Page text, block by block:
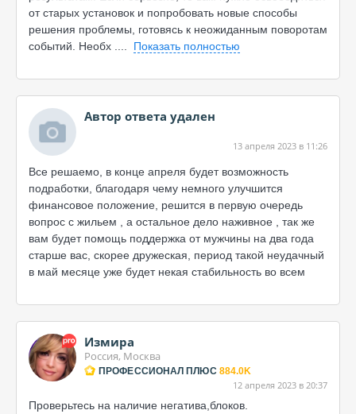
от старых установок и попробовать новые способы
решения проблемы, готовясь к неожиданным поворотам
событий. Необх
Показать полностью
Автор ответа удален
13 апреля 2023 в 11:26
Все решаемо, в конце апреля будет возможность
подработки, благодаря чему немного улучшится
финансовое положение, решится в первую очередь
вопрос с жильем , а остальное дело наживное , так же
вам будет помощь поддержка от мужчины на два года
старше вас, скорее дружеская, период такой неудачный
в май месяце уже будет некая стабильность во всем
Измира
Россия, Москва
ПРОФЕССИОНАЛ ПЛЮС 884.0K
12 апреля 2023 в 20:37
Проверьтесь на наличие негатива,блоков.